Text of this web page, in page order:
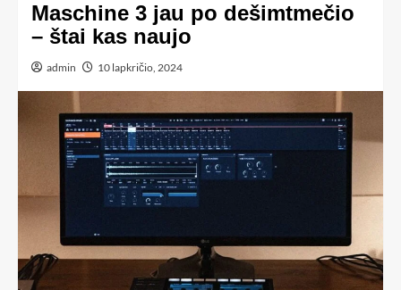
Maschine 3 jau po dešimtmečio
– štai kas naujo
admin 10 lapkričio, 2024